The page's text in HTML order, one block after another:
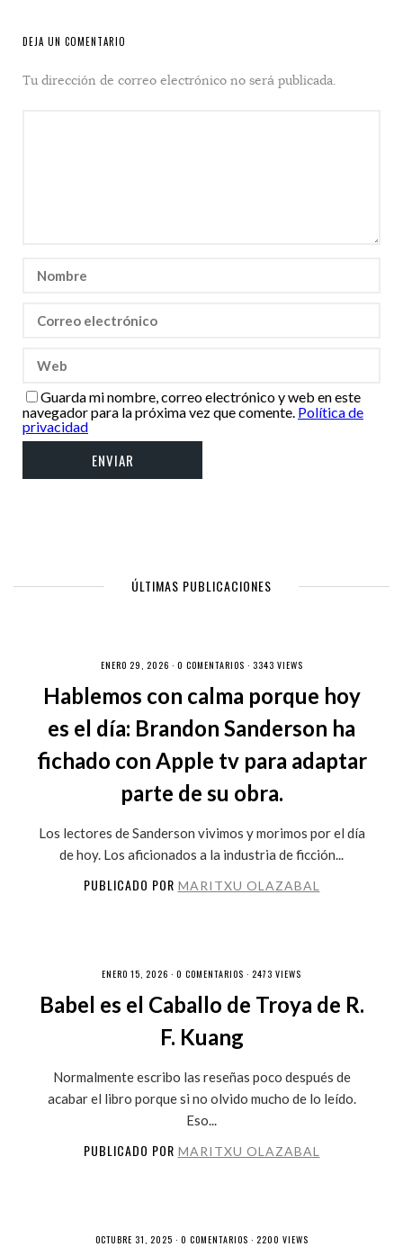
DEJA UN COMENTARIO
Tu dirección de correo electrónico no será publicada.
Guarda mi nombre, correo electrónico y web en este
navegador para la próxima vez que comente. Política de
privacidad
ÚLTIMAS PUBLICACIONES
ENERO 29, 2026 · 0 COMENTARIOS · 3343 VIEWS
Hablemos con calma porque hoy
es el día: Brandon Sanderson ha
fichado con Apple tv para adaptar
parte de su obra.
Los lectores de Sanderson vivimos y morimos por el día
de hoy. Los aficionados a la industria de ficción...
PUBLICADO POR MARITXU OLAZABAL
ENERO 15, 2026 · 0 COMENTARIOS · 2473 VIEWS
Babel es el Caballo de Troya de R.
F. Kuang
Normalmente escribo las reseñas poco después de
acabar el libro porque si no olvido mucho de lo leído.
Eso...
PUBLICADO POR MARITXU OLAZABAL
OCTUBRE 31, 2025 · 0 COMENTARIOS · 2200 VIEWS